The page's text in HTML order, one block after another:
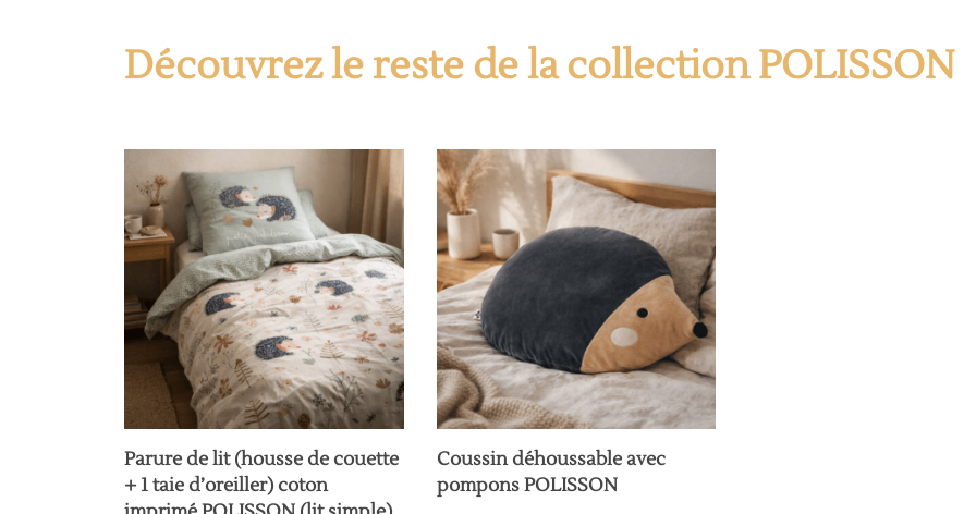
Découvrez le reste de la collection POLISSON
Parure de lit (housse de couette
+ 1 taie d’oreiller) coton
Coussin déhoussable avec
pompons POLISSON